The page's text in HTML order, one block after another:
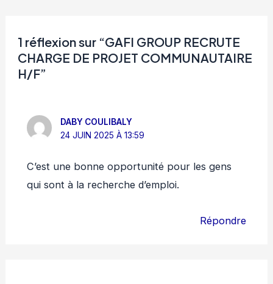
1 réflexion sur “GAFI GROUP RECRUTE
CHARGE DE PROJET COMMUNAUTAIRE
H/F”
DABY COULIBALY
24 JUIN 2025 À 13:59
C’est une bonne opportunité pour les gens
qui sont à la recherche d’emploi.
Répondre